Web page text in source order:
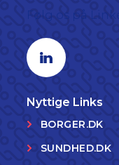
Linkedin profil
Nyttige Links
BORGER.DK
SUNDHED.DK